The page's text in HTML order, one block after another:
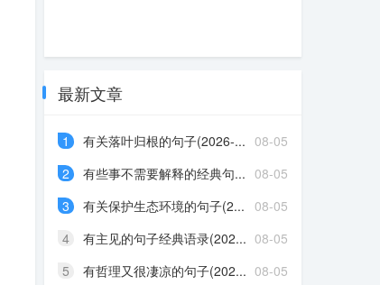
最新文章
08-05
1
有关落叶归根的句子(2026-...
08-05
2
有些事不需要解释的经典句...
08-05
3
有关保护生态环境的句子(2...
08-05
4
有主见的句子经典语录(202...
08-05
5
有哲理又很凄凉的句子(202...